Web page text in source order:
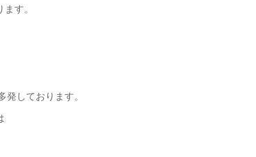
す。
しております。